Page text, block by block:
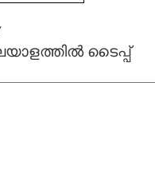
ടൈപ്പ്